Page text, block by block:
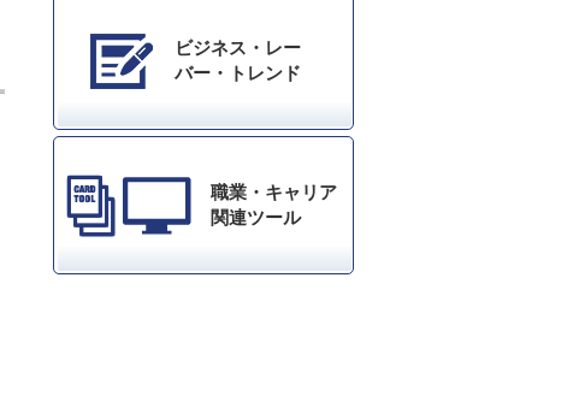
ビジネス・レー
バー・トレンド
職業・キャリア
関連ツール